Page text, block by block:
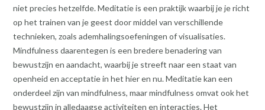
niet precies hetzelfde. Meditatie is een praktijk waarbij je je richt
op het trainen van je geest door middel van verschillende
technieken, zoals ademhalingsoefeningen of visualisaties.
Mindfulness daarentegen is een bredere benadering van
bewustzijn en aandacht, waarbij je streeft naar een staat van
openheid en acceptatie in het hier en nu. Meditatie kan een
onderdeel zijn van mindfulness, maar mindfulness omvat ook het
bewustzijn in alledaagse activiteiten en interacties. Het